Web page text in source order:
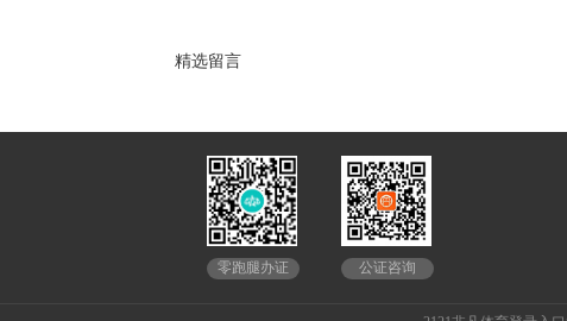
精选留言
零跑腿办证 公证咨询